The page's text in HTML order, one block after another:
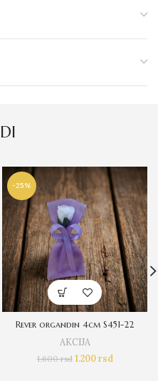
-25%
Rever organdin 4cm S451-22
AKCIJA
1.600rsd 1.200rsd